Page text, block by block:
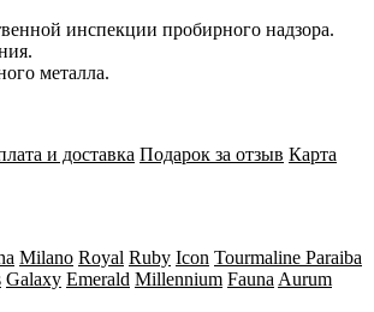
инспекции пробирного надзора.
металла.
и доставка Подарок за отзыв Карта
Milano Royal Ruby Icon Tourmaline Paraiba
Galaxy Emerald Millennium Fauna Aurum